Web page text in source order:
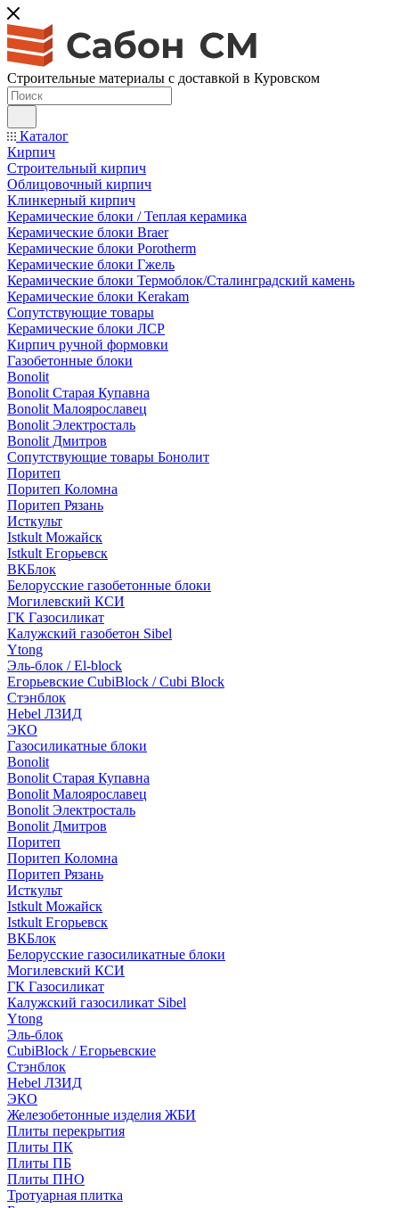
Строительные материалы с доставкой в Куровском
Каталог
Кирпич
Строительный кирпич
Облицовочный кирпич
Клинкерный кирпич
Керамические блоки / Теплая керамика
Керамические блоки Braer
Керамические блоки Porotherm
Керамические блоки Гжель
Керамические блоки Термоблок/Сталинградский камень
Керамические блоки Kerakam
Сопутствующие товары
Керамические блоки ЛСР
Кирпич ручной формовки
Газобетонные блоки
Bonolit
Bonolit Старая Купавна
Bonolit Малоярославец
Bonolit Электросталь
Bonolit Дмитров
Сопутствующие товары Бонолит
Поритеп
Поритеп Коломна
Поритеп Рязань
Исткульт
Istkult Можайск
Istkult Егорьевск
ВКБлок
Белорусские газобетонные блоки
Могилевский КСИ
ГК Газосиликат
Калужский газобетон Sibel
Ytong
Эль-блок / El-block
Егорьевские CubiBlock / Cubi Block
Стэнблок
Hebel ЛЗИД
ЭКО
Газосиликатные блоки
Bonolit
Bonolit Старая Купавна
Bonolit Малоярославец
Bonolit Электросталь
Bonolit Дмитров
Поритеп
Поритеп Коломна
Поритеп Рязань
Исткульт
Istkult Можайск
Istkult Егорьевск
ВКБлок
Белорусские газосиликатные блоки
Могилевский КСИ
ГК Газосиликат
Калужский газосиликат Sibel
Ytong
Эль-блок
CubiBlock / Егорьевские
Стэнблок
Hebel ЛЗИД
ЭКО
Железобетонные изделия ЖБИ
Плиты перекрытия
Плиты ПК
Плиты ПБ
Плиты ПНО
Тротуарная плитка